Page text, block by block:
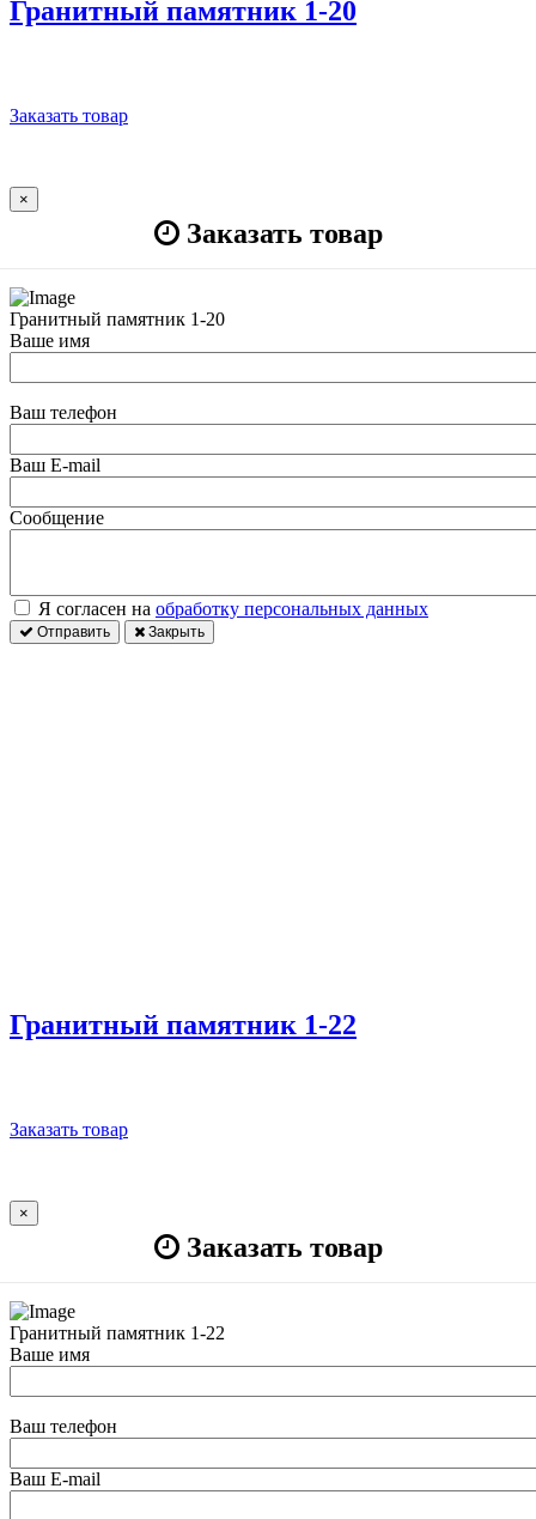
Гранитный памятник 1-20
Заказать товар
×
Заказать товар
Гранитный памятник 1-20
Ваше имя
Ваш телефон
Ваш E-mail
Сообщение
Я согласен на обработку персональных данных
Отправить Закрыть
Гранитный памятник 1-22
Заказать товар
×
Заказать товар
Гранитный памятник 1-22
Ваше имя
Ваш телефон
Ваш E-mail